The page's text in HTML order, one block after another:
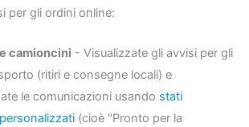
per gli ordini online:
camioncini - Visualizzate gli avvisi per gli
(ritiri e consegne locali) e
le comunicazioni usando stati
(cioè "Pronto per la